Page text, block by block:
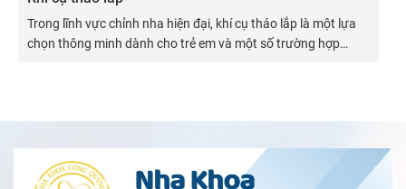
Trong lĩnh vực chỉnh nha hiện đại, khí cụ tháo lắp là một lựa
chọn thông minh dành cho trẻ em và một số trường hợp